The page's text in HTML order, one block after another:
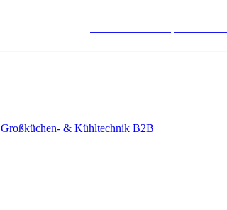
Großküchen- & Kühltechnik B2B